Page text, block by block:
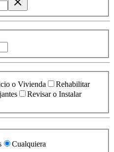
o Vivienda
Rehabilitar
Revisar o Instalar
Cualquiera